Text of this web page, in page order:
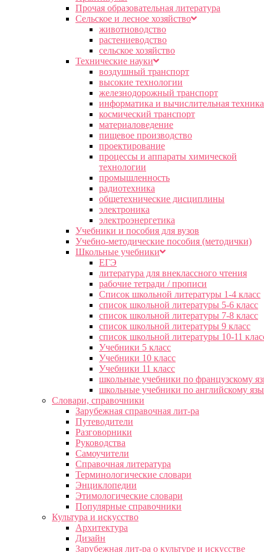
Прочая образовательная литература
Сельское и лесное хозяйство
животноводство
растениеводство
сельское хозяйство
Технические науки
воздушный транспорт
высокие технологии
железнодорожный транспорт
информатика и вычислительная техника
космический транспорт
материаловедение
пищевое производство
проектирование
процессы и аппараты химической
технологии
промышленность
радиотехника
общетехнические дисциплины
электроника
электроэнергетика
Учебники и пособия для вузов
Учебно-методические пособия (методички)
Школьные учебники
ЕГЭ
литература для внеклассного чтения
рабочие тетради / прописи
Список школьной литературы 1-4 класс
список школьной литературы 5-6 класс
список школьной литературы 7-8 класс
список школьной литературы 9 класс
список школьной литературы 10-11
Учебники 5 класс
Учебники 10 класс
Учебники 11 класс
школьные учебники по французскому
школьные учебники по английскому
Словари, справочники
Зарубежная справочная лит-ра
Путеводители
Разговорники
Руководства
Самоучители
Справочная литература
Терминологические словари
Энциклопедии
Этимологические словари
Популярные справочники
Культура и искусство
Архитектура
Дизайн
Зарубежная лит-ра о культуре и искусстве